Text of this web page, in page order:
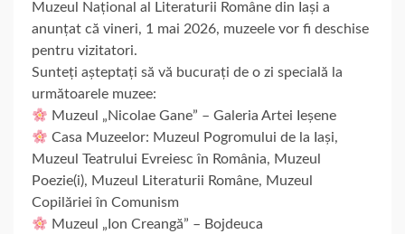
Muzeul Național al Literaturii Române din Iași a
anunțat că vineri, 1 mai 2026, muzeele vor fi deschise
pentru vizitatori.
Sunteți așteptați să vă bucurați de o zi specială la
următoarele muzee:
Muzeul „Nicolae Gane” – Galeria Artei Ieșene
Casa Muzeelor: Muzeul Pogromului de la Iași,
Muzeul Teatrului Evreiesc în România, Muzeul
Poezie(i), Muzeul Literaturii Române, Muzeul
Copilăriei în Comunism
Muzeul „Ion Creangă” – Bojdeuca